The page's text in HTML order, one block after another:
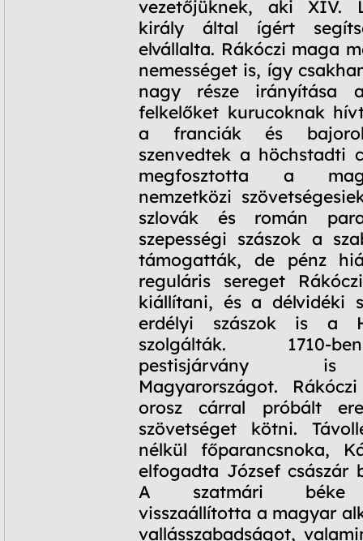
vezetőjüknek, aki XIV.
király által ígért
elvállalta. Rákóczi maga
nemességet is, így
nagy része irányítása
felkelőket kurucoknak
a franciák és
szenvedtek a höchstadti
megfosztotta a
nemzetközi
szlovák és román
szepességi szászok a
támogatták, de pénz
reguláris sereget
kiállítani, és a délvidéki
erdélyi szászok is a
szolgálták. 1710-
pestisjárvány
Magyarországot.
orosz cárral próbált
szövetséget kötni.
nélkül főparancsnoka,
elfogadta József császár
A szatmári béke
visszaállította a magyar
vallásszabadságot,